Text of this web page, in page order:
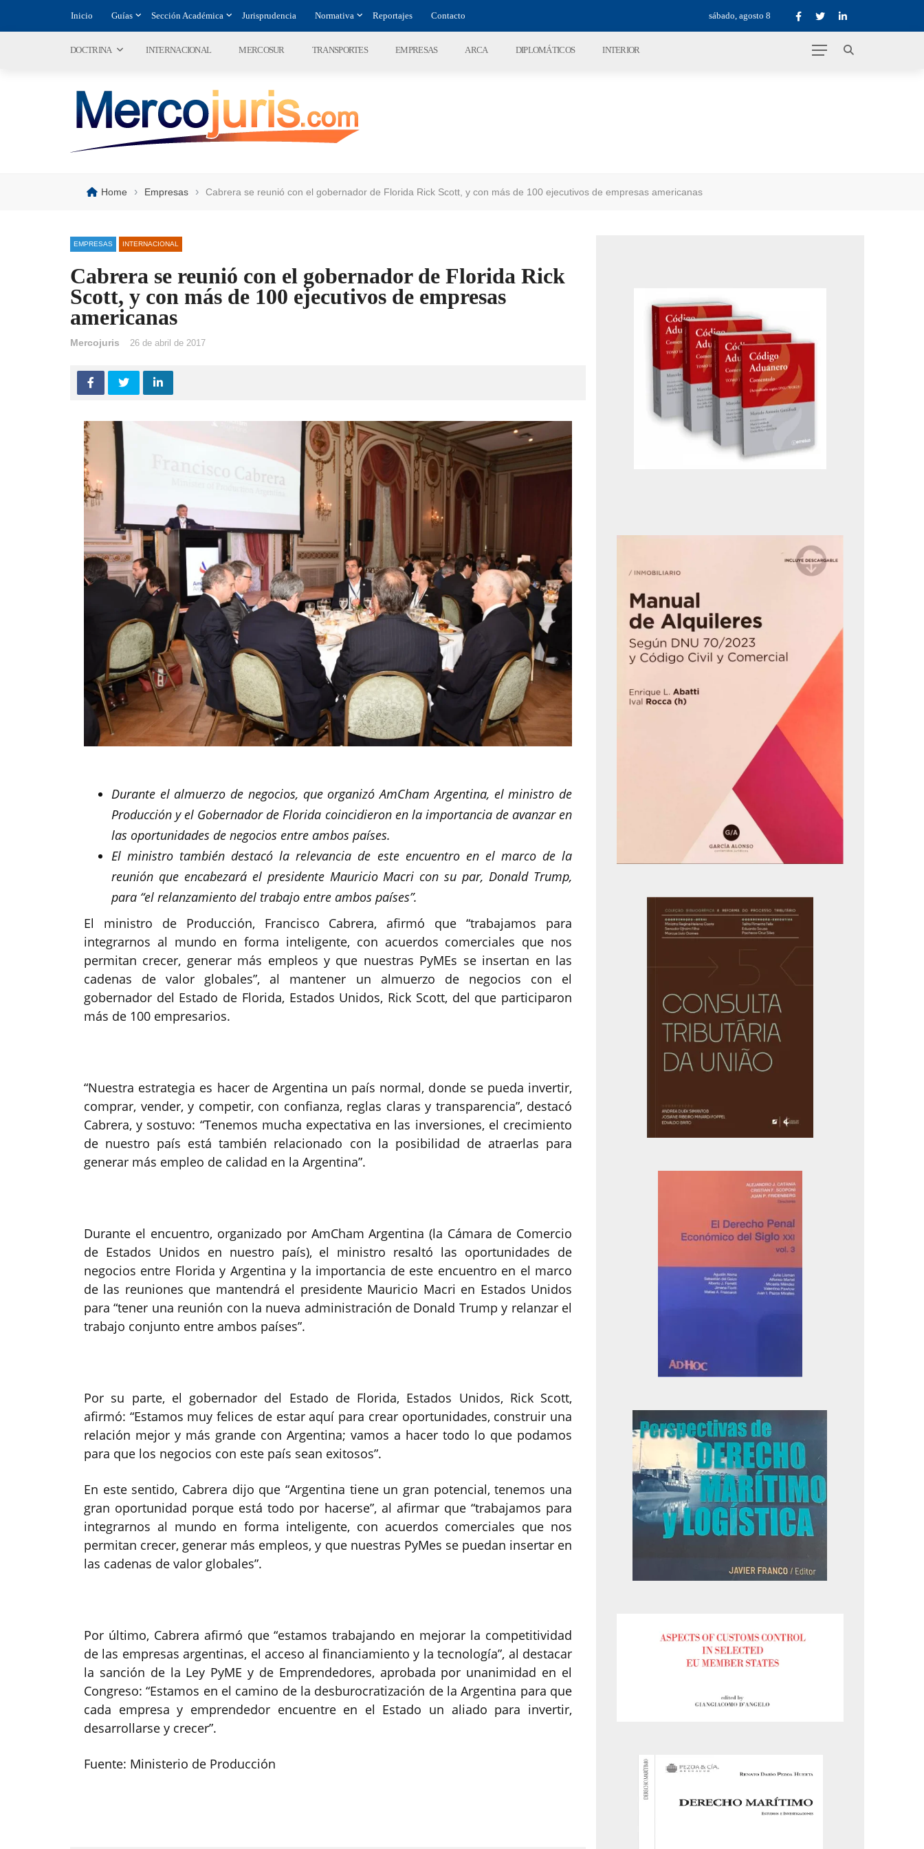
Inicio Guías Sección Académica Jurisprudencia Normativa Reportajes Contacto sábado, agosto 8
DOCTRINA INTERNACIONAL MERCOSUR TRANSPORTES EMPRESAS ARCA DIPLOMÁTICOS INTERIOR
Home › Empresas › Cabrera se reunió con el gobernador de Florida Rick Scott, y con más de 100 ejecutivos de empresas americanas
EMPRESAS INTERNACIONAL
Cabrera se reunió con el gobernador de Florida Rick
Scott, y con más de 100 ejecutivos de empresas
americanas
Mercojuris 26 de abril de 2017
Durante el almuerzo de negocios, que organizó AmCham Argentina, el ministro de
Producción y el Gobernador de Florida coincidieron en la importancia de avanzar en
las oportunidades de negocios entre ambos países.
El ministro también destacó la relevancia de este encuentro en el marco de la
reunión que encabezará el presidente Mauricio Macri con su par, Donald Trump,
para “el relanzamiento del trabajo entre ambos países”.
El ministro de Producción, Francisco Cabrera, afirmó que “trabajamos para
integrarnos al mundo en forma inteligente, con acuerdos comerciales que nos
permitan crecer, generar más empleos y que nuestras PyMEs se insertan en las
cadenas de valor globales”, al mantener un almuerzo de negocios con el
gobernador del Estado de Florida, Estados Unidos, Rick Scott, del que participaron
más de 100 empresarios.
“Nuestra estrategia es hacer de Argentina un país normal, donde se pueda invertir,
comprar, vender, y competir, con confianza, reglas claras y transparencia”, destacó
Cabrera, y sostuvo: “Tenemos mucha expectativa en las inversiones, el crecimiento
de nuestro país está también relacionado con la posibilidad de atraerlas para
generar más empleo de calidad en la Argentina”.
Durante el encuentro, organizado por AmCham Argentina (la Cámara de Comercio
de Estados Unidos en nuestro país), el ministro resaltó las oportunidades de
negocios entre Florida y Argentina y la importancia de este encuentro en el marco
de las reuniones que mantendrá el presidente Mauricio Macri en Estados Unidos
para “tener una reunión con la nueva administración de Donald Trump y relanzar el
trabajo conjunto entre ambos países”.
Por su parte, el gobernador del Estado de Florida, Estados Unidos, Rick Scott,
afirmó: “Estamos muy felices de estar aquí para crear oportunidades, construir una
relación mejor y más grande con Argentina; vamos a hacer todo lo que podamos
para que los negocios con este país sean exitosos”.
En este sentido, Cabrera dijo que “Argentina tiene un gran potencial, tenemos una
gran oportunidad porque está todo por hacerse”, al afirmar que “trabajamos para
integrarnos al mundo en forma inteligente, con acuerdos comerciales que nos
permitan crecer, generar más empleos, y que nuestras PyMes se puedan insertar en
las cadenas de valor globales”.
Por último, Cabrera afirmó que “estamos trabajando en mejorar la competitividad
de las empresas argentinas, el acceso al financiamiento y la tecnología”, al destacar
la sanción de la Ley PyME y de Emprendedores, aprobada por unanimidad en el
Congreso: “Estamos en el camino de la desburocratización de la Argentina para que
cada empresa y emprendedor encuentre en el Estado un aliado para invertir,
desarrollarse y crecer”.
Fuente: Ministerio de Producción